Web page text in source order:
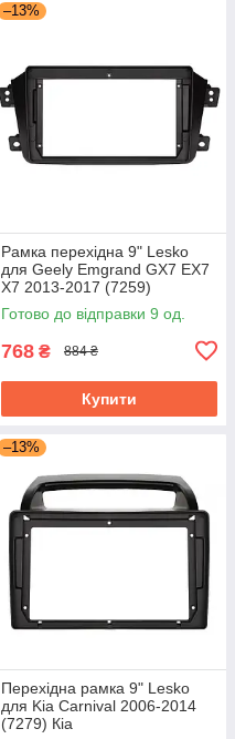
–13%
Рамка перехідна 9" Lesko
для Geely Emgrand GX7 EX7
X7 2013-2017 (7259)
Готово до відправки 9 од.
768 ₴ 884 ₴
Купити
–13%
Перехідна рамка 9" Lesko
для Kia Carnival 2006-2014
(7279) Кіа